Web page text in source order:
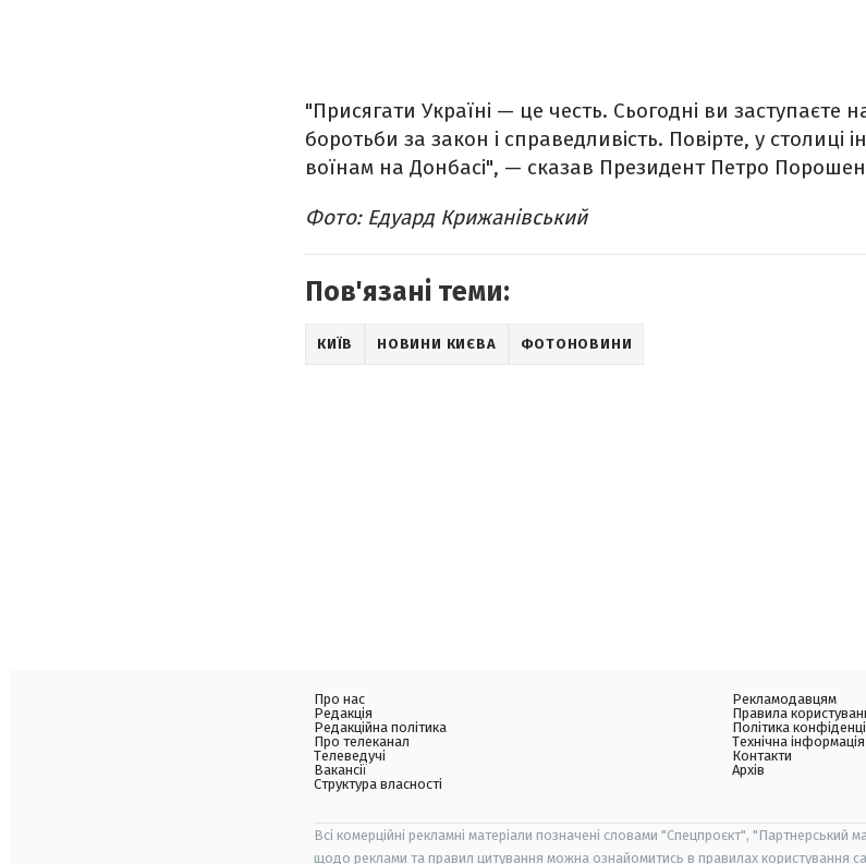
"Присягати Україні — це честь. Сьогодні ви заступаєте
боротьби за закон і справедливість. Повірте, у столиці
воїнам на Донбасі", — сказав Президент Петро
Фото: Едуард Крижанівський
Пов'язані теми:
КИЇВ НОВИНИ КИЄВА ФОТОНОВИНИ
Про нас
Редакція
Редакційна політика
Про телеканал
Телеведучі
Вакансії
Структура власності
Рекламодавцям
Правила
Політика
Технічна інформація
Контакти
Архів
Всі комерційні рекламні матеріали позначені словами "Спецпроєкт", "Партнерський
щодо реклами та правил цитування можна ознайомитись в правилах користування